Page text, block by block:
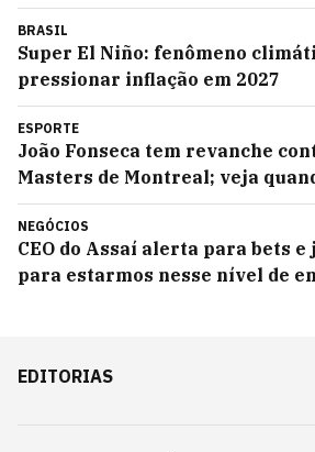
BRASIL
Super El Niño: fenômeno
pressionar inflação em 2027
ESPORTE
João Fonseca tem revanche
Masters de Montreal; veja
NEGÓCIOS
CEO do Assaí alerta para bets e
para estarmos nesse nível de
EDITORIAS